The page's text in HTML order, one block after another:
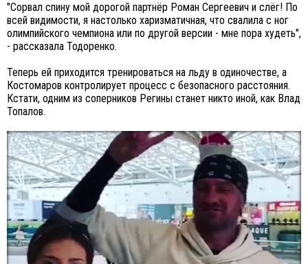
"Сорвал спину мой дорогой партнёр Роман Сергеевич и слёг! По
всей видимости, я настолько харизматичная, что свалила с ног
олимпийского чемпиона или по другой версии - мне пора худеть",
- рассказала Тодоренко.
Теперь ей приходится тренироваться на льду в одиночестве, а
Костомаров контролирует процесс с безопасного расстояния.
Кстати, одним из соперников Регины станет никто иной, как Влад
Топалов.